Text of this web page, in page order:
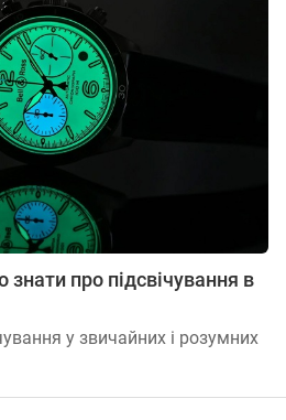
про підсвічування в
у звичайних і розумних